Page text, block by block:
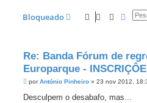
Bloqueado
Re: Banda Fórum de
Europarque -
M
n
porAntónio Pinheiro » 23 nov 2012,
Desculpem o desabafo, mas...